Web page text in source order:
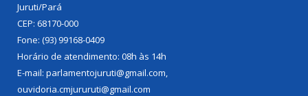
Juruti/Pará
CEP: 68170-000
Fone: (93) 99168-0409
Horário de atendimento: 08h às 14h
E-mail: parlamentojuruti@gmail.com,
ouvidoria.cmjururuti@gmail.com